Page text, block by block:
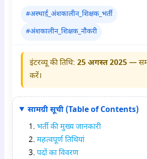
#अस्थाई_अंशकालीन_शिक्षक_भर्ती
#अंशकालीन_शिक्षक_नौकरी
इंटरव्यू की तिथि: 25 अगस्त 2025—
करें।
सामग्री सूची (Table of Contents)
भर्ती की मुख्य जानकारी
महत्वपूर्ण तिथियां
पदों का विवरण